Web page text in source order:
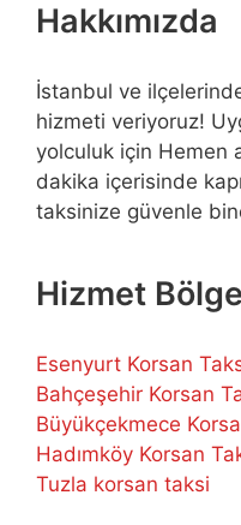
Hakkımızda
İstanbul ve
hizmeti veriyoruz!
yolculuk için Hemen
dakika içerisinde
taksinize güvenle
Hizmet
Esenyurt Korsan
Bahçeşehir Korsan
Büyükçekmece
Hadımköy Korsan
Tuzla korsan taksi